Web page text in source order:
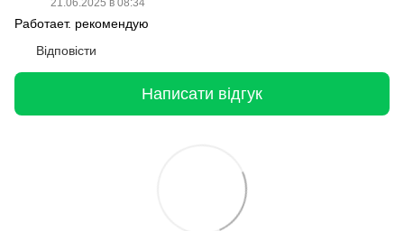
21.06.2025 в 08:34
Работает. рекомендую
Відповісти
Написати відгук